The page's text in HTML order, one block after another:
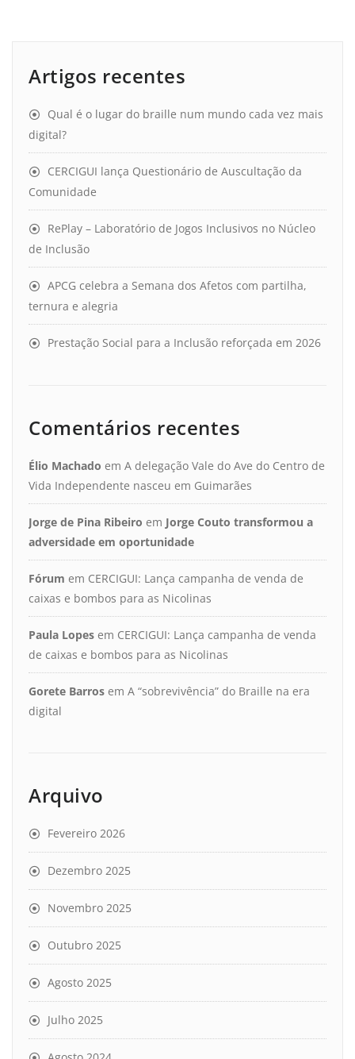
Artigos recentes
Qual é o lugar do braille num mundo cada vez mais
digital?
CERCIGUI lança Questionário de Auscultação da
Comunidade
RePlay – Laboratório de Jogos Inclusivos no Núcleo
de Inclusão
APCG celebra a Semana dos Afetos com partilha,
ternura e alegria
Prestação Social para a Inclusão reforçada em 2026
Comentários recentes
Élio Machado em A delegação Vale do Ave do Centro de
Vida Independente nasceu em Guimarães
Jorge de Pina Ribeiro em Jorge Couto transformou a
adversidade em oportunidade
Fórum em CERCIGUI: Lança campanha de venda de
caixas e bombos para as Nicolinas
Paula Lopes em CERCIGUI: Lança campanha de venda
de caixas e bombos para as Nicolinas
Gorete Barros em A “sobrevivência” do Braille na era
digital
Arquivo
Fevereiro 2026
Dezembro 2025
Novembro 2025
Outubro 2025
Agosto 2025
Julho 2025